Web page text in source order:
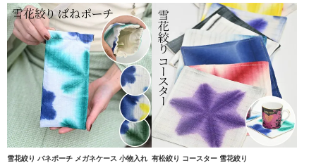
雪花絞り バネポーチ メガネケース 小物入れ 有松絞り コースター 雪花絞り